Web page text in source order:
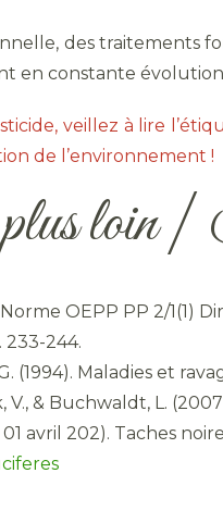
des traitements
en constante
veillez à lire
de l’environnement !
loin |
Norme OEPP PP 2/
233-244.
G. (1994). Maladies et
V., & Buchwaldt, L.
avril 202). Taches